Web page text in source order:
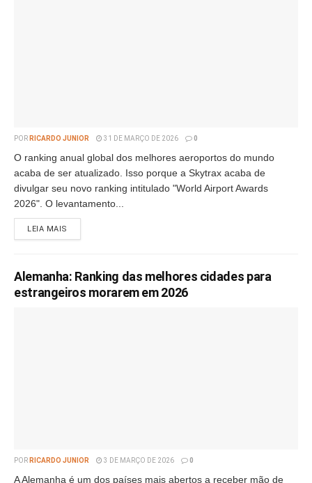
POR RICARDO JUNIOR 31 DE MARÇO DE 2026 0
O ranking anual global dos melhores aeroportos do mundo
acaba de ser atualizado. Isso porque a Skytrax acaba de
divulgar seu novo ranking intitulado "World Airport Awards
2026". O levantamento...
LEIA MAIS
Alemanha: Ranking das melhores cidades para
estrangeiros morarem em 2026
POR RICARDO JUNIOR 3 DE MARÇO DE 2026 0
A Alemanha é um dos países mais abertos a receber mão de